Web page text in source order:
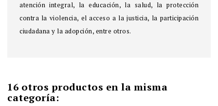
atención integral, la educación, la salud, la protección
contra la violencia, el acceso a la justicia, la participación
ciudadana y la adopción, entre otros.
16 otros productos en la misma
categoría: